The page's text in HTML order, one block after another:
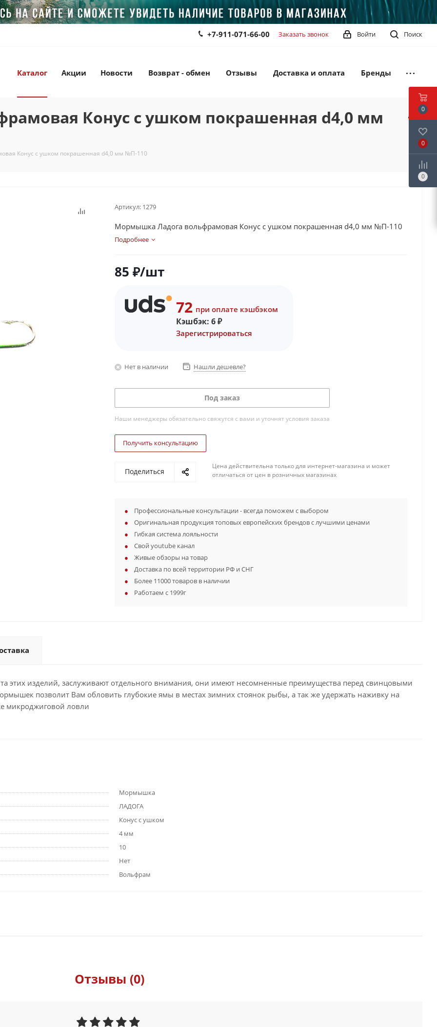
Поиск
Войти
+7-911-071-66-00 Заказать звонок
Каталог Акции Новости Возврат - обмен Отзывы Доставка и оплата Бренды
Конус с ушком покрашенная d4,0 мм
Конус с ушком покрашенная d4,0 мм №П-110
Артикул: 1279
Мормышка Ладога вольфрамовая Конус с ушком покрашенная d4,0 мм №П-110
Подробнее
85 ₽/шт
72 при оплате кэшбэком
Кэшбэк: 6₽
Зарегистрироваться
Нет в наличии Нашли дешевле?
Под заказ
Наши менеджеры обязательно свяжутся с вами и уточнят условия заказа
Получить консультацию
Поделиться
Цена действительна только для интернет-магазина и может
отличаться от цен в розничных магазинах
Профессиональные консультации - всегда поможем с выбором
Оригинальная продукция топовых европейских брендов с лучшими ценами
Гибкая система лояльности
Свой youtube канал
Живые обзоры на товар
Доставка по всей территории РФ и СНГ
Более 11000 товаров в наличии
Работаем с 1999г
этих изделий, заслуживают отдельного внимания, они имеют несомненные преимущества перед свинцовыми
позволит Вам обловить глубокие ямы в местах зимних стоянок рыбы, а так же удержать наживку на
микроджиговой ловли
Мормышка
ЛАДОГА
Конус с ушком
4 мм
10
Нет
Вольфрам
Отзывы (0)
0
0
0